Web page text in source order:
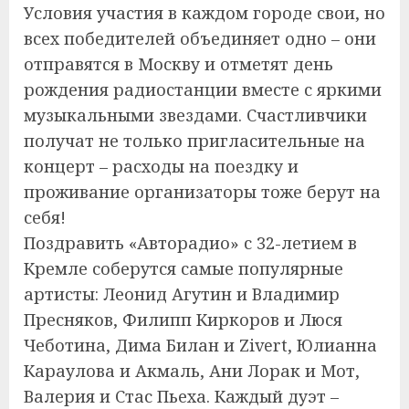
Условия участия в каждом городе свои, но
всех победителей объединяет одно – они
отправятся в Москву и отметят день
рождения радиостанции вместе с яркими
музыкальными звездами. Счастливчики
получат не только пригласительные на
концерт – расходы на поездку и
проживание организаторы тоже берут на
себя!
Поздравить «Авторадио» с 32-летием в
Кремле соберутся самые популярные
артисты: Леонид Агутин и Владимир
Пресняков, Филипп Киркоров и Люся
Чеботина, Дима Билан и Zivert, Юлианна
Караулова и Акмаль, Ани Лорак и Мот,
Валерия и Стас Пьеха. Каждый дуэт –